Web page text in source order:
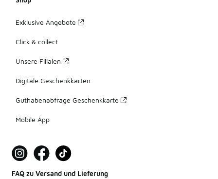
Exklusive Angebote
Click & collect
Unsere Filialen
Digitale Geschenkkarten
Guthabenabfrage Geschenkkarte
Mobile App
FAQ zu Versand und Lieferung